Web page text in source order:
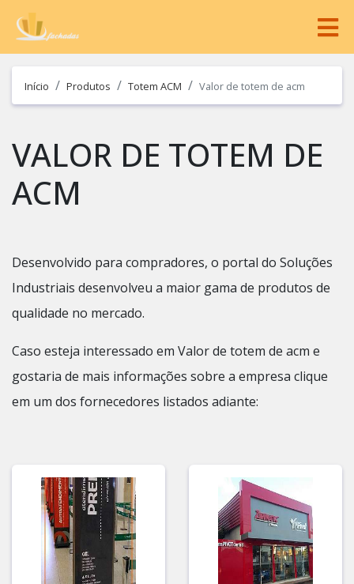
Início Produtos Totem ACM Valor de totem de acm
VALOR DE TOTEM DE
ACM
Desenvolvido para compradores, o portal do Soluções
Industriais desenvolveu a maior gama de produtos de
qualidade no mercado.
Caso esteja interessado em Valor de totem de acm e
gostaria de mais informações sobre a empresa clique
em um dos fornecedores listados adiante: